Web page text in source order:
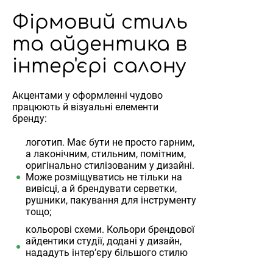
Фірмовий стиль
та айдентика в
інтер'єрі салону
Акцентами у оформленні чудово
працюють й візуальні елементи
бренду:
логотип. Має бути не просто гарним,
а лаконічним, стильним, помітним,
оригінально стилізованим у дизайні.
Може розміщуватись не тільки на
вивісці, а й брендувати серветки,
рушники, пакування для інструменту
тощо;
кольорові схеми. Кольори брендової
айдентики студії, додані у дизайн,
нададуть інтер’єру більшого стилю